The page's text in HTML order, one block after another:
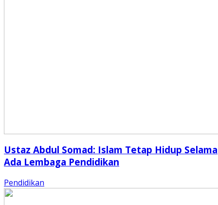
Ustaz Abdul Somad: Islam Tetap Hidup Selama
Ada Lembaga Pendidikan
Pendidikan